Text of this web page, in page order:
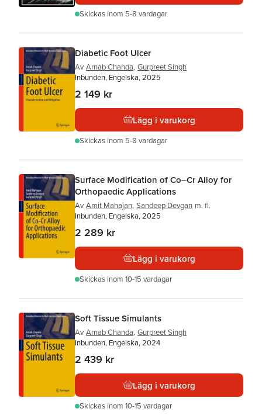
Skickas inom 5-8 vardagar
Diabetic Foot Ulcer
Av Arnab Chanda, Gurpreet Singh
Inbunden, Engelska, 2025
2 149 kr
Lägg i varukorg
Skickas inom 5-8 vardagar
Surface Modification of Co–Cr Alloy for
Orthopaedic Applications
Av Amit Mahajan, Sandeep Devgan m. fl.
Inbunden, Engelska, 2025
2 289 kr
Lägg i varukorg
Skickas inom 10-15 vardagar
Soft Tissue Simulants
Av Arnab Chanda, Gurpreet Singh
Inbunden, Engelska, 2024
2 439 kr
Lägg i varukorg
Skickas inom 10-15 vardagar